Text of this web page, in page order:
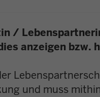
/
anzeigen bzw.
und muss